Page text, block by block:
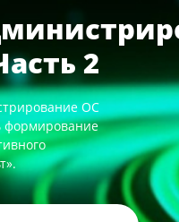
2
ОС
формирование